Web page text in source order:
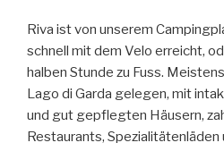
Riva ist von unserem
schnell mit dem Velo erreicht,
halben Stunde zu Fuss.
Lago di Garda gelegen, mit
und gut gepflegten Häusern,
Restaurants, Spezialitätenläden